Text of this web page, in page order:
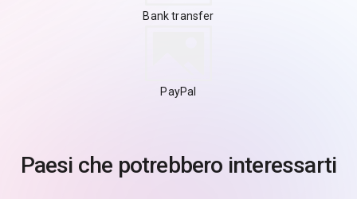
Bank transfer
PayPal
Paesi che potrebbero interessarti